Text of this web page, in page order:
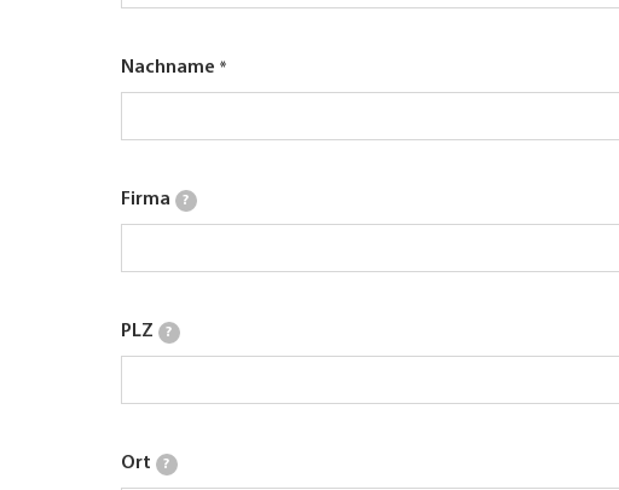
Nachname
Firma ?
PLZ ?
Ort ?